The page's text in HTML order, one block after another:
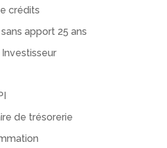
crédits
apport 25 ans
de trésorerie